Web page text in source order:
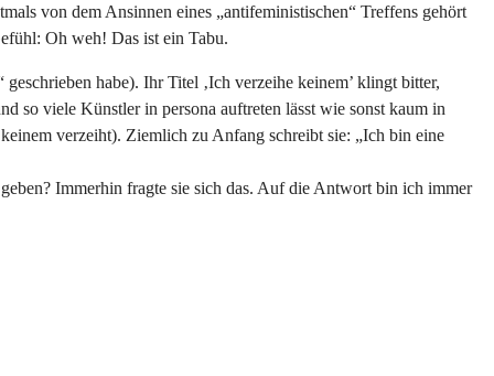
von dem Ansinnen eines „antifeministischen“ Treffens gehört
Oh weh! Das ist ein Tabu.
habe). Ihr Titel ‚Ich verzeihe keinem’ klingt bitter,
so viele Künstler in persona auftreten lässt wie sonst kaum in
verzeiht). Ziemlich zu Anfang schreibt sie: „Ich bin eine
Immerhin fragte sie sich das. Auf die Antwort bin ich immer